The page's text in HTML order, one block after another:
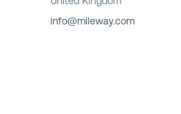
info@mileway.com